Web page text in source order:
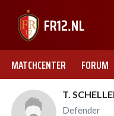
MATCHCENTER FORUM
T.
Defender